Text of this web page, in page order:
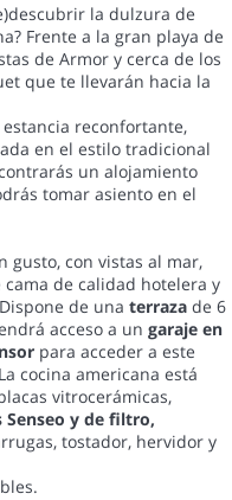
la dulzura de
Frente a la gran playa de
de Armor y cerca de los
que te llevarán hacia la
reconfortante,
en el estilo tradicional
un alojamiento
tomar asiento en el
gusto, con vistas al mar,
cama de calidad hotelera y
Dispone de una terraza de 6
acceso a un garaje en
para acceder a este
cocina americana está
vitrocerámicas,
Senseo y de filtro,
tostador, hervidor y